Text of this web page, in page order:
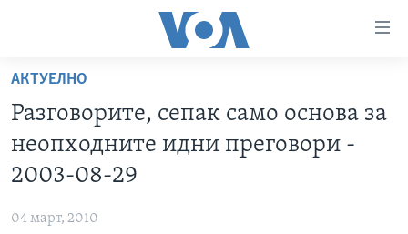
пристапност
Премини
на
главната
содржина
до
СВЕТ
ФОТОГАЛЕРИИ
АРХИВИРАНА ПРОГРАМА
АКТУЕЛНО
Разговорите, сепак само основа за
неопходните идни преговори -
2003-08-29
04 март, 2010